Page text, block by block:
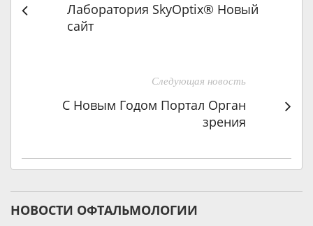
Лаборатория SkyOptix® Новый
сайт
Следующая новость
С Новым Годом Портал Орган
зрения
НОВОСТИ ОФТАЛЬМОЛОГИИ